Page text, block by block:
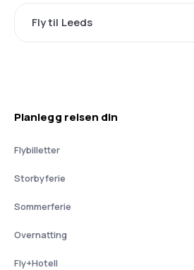
Fly til Leeds
Planlegg reisen din
Flybilletter
Storbyferie
Sommerferie
Overnatting
Fly+Hotell